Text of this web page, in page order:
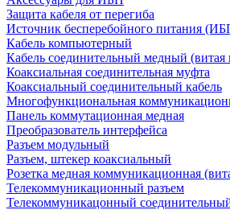
Защита кабеля от перегиба
Источник бесперебойного питания
Кабель компьютерный
Кабель соединительный медный (витая
Коаксиальная соединительная муфта
Коаксиальный соединительный кабель
Многофункциональная
Панель коммутационная медная
Преобразователь интерфейса
Разъем модульный
Разъем, штекер коаксиальный
Розетка медная коммуникационная
Телекоммуникационный разъем
Телекоммуникацонный